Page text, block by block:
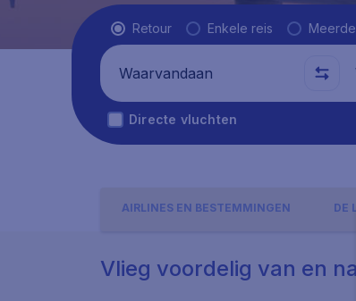
Vluchttype
Retour Enkele reis
Waarvandaan
Directe vluchten
AIRLINES EN BESTEMMINGEN DE
Vlieg voordelig van en